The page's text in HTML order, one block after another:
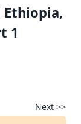
Ethiopia,
1
Next >>